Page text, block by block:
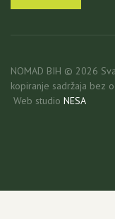
NOMAD BIH © 2026
kopiranje sadržaja bez
Web studio NESA